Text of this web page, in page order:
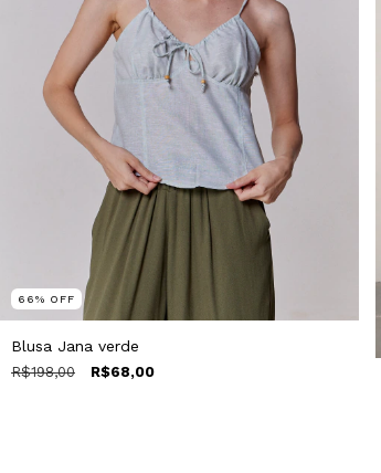
66% OFF
Blusa Jana verde
R$198,00 R$68,00